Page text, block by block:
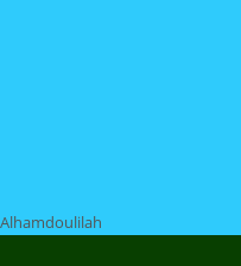
Alhamdoulilah